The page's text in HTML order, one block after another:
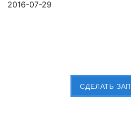
2016-07-29
CДЕЛАТЬ